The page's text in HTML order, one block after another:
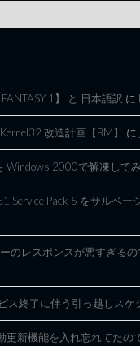
FANTASY 1】 と 日本語訳 に
改造計画【BM】 に
Windows 2000で解凍して
Service Pack 5 をサルベー
のレスポンスが悪すぎる
ス終了に伴う引っ越しスケ
更新機能を入れ忘れてたの